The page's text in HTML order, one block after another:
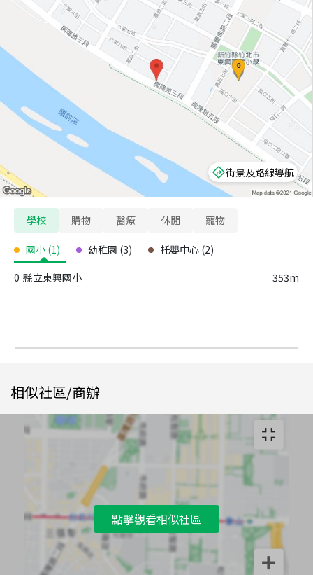
街景及路線導航
學校 購物 醫療 休閒 寵物
國小 (1) 幼稚園 (3) 托嬰中心 (2)
0 縣立東興國小 353m
相似社區/商辦
點擊觀看相似社區